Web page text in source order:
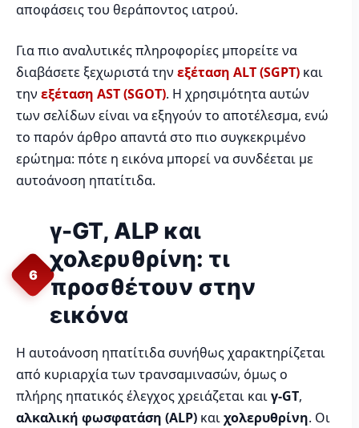
αποφάσεις του θεράποντος ιατρού.
Για πιο αναλυτικές πληροφορίες μπορείτε να
διαβάσετε ξεχωριστά την εξέταση ALT (SGPT) και
την εξέταση AST (SGOT). Η χρησιμότητα αυτών
των σελίδων είναι να εξηγούν το αποτέλεσμα, ενώ
το παρόν άρθρο απαντά στο πιο συγκεκριμένο
ερώτημα: πότε η εικόνα μπορεί να συνδέεται με
αυτοάνοση ηπατίτιδα.
6
γ-GT, ALP και
χολερυθρίνη: τι
προσθέτουν στην
εικόνα
Η αυτοάνοση ηπατίτιδα συνήθως χαρακτηρίζεται
από κυριαρχία των τρανσαμινασών, όμως ο
πλήρης ηπατικός έλεγχος χρειάζεται καιγ-GT,
αλκαλική φωσφατάση (ALP) καιχολερυθρίνη. Οι